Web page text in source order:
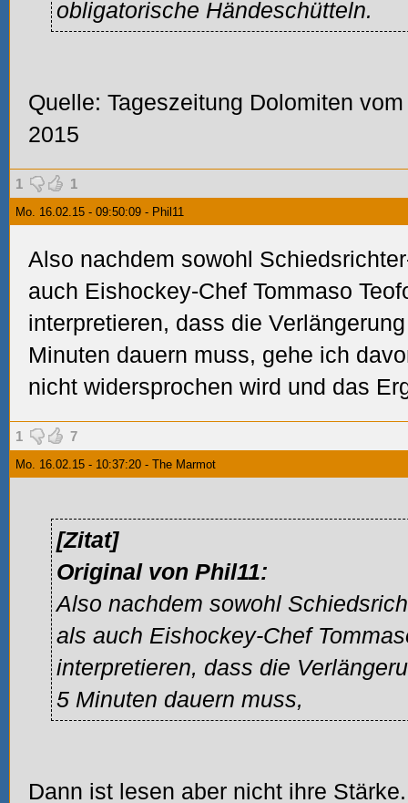
obligatorische Händeschütteln.
Quelle: Tageszeitung Dolomiten
2015
1 1
Mo. 16.02.15 - 09:50:09 - Phil11
Also nachdem sowohl
auch Eishockey-Chef Tommaso
interpretieren, dass die
Minuten dauern muss, gehe ich
nicht widersprochen wird und das
1 7
Mo. 16.02.15 - 10:37:20 - The Marmot
[Zitat]
Original von Phil11:
Also nachdem sowohl
als auch Eishockey-Chef
interpretieren, dass die
5 Minuten dauern muss,
Dann ist lesen aber nicht ihre Stärke.